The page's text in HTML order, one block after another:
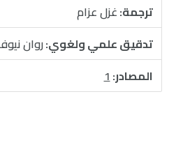
ترجمة:غزل عزام
تدقيق علمي ولغوي:روان
المصادر:1